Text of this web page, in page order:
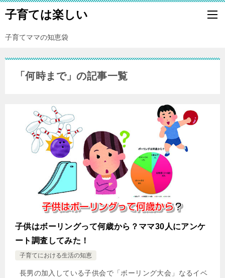
子育ては楽しい
子育てママの知恵袋
「何時まで」の記事一覧
子供はボーリングって何歳から？ママ30人にアンケ
ート調査してみた！
子育てにおける生活の知恵
長男の加入している子供会で「ボーリング大会」なるイベ